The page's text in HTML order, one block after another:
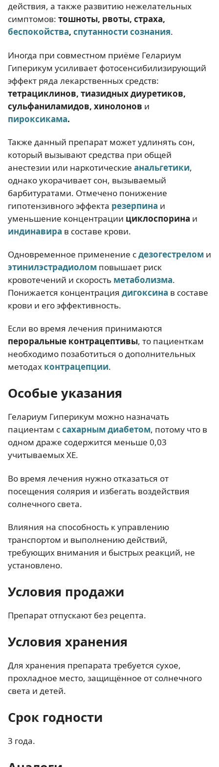
действия, а также развитию нежелательных
симптомов: тошноты, рвоты, страха,
беспокойства, спутанности сознания.
Иногда при совместном приёме Гелариум
Гиперикум усиливает фотосенсибилизирующий
эффект ряда лекарственных средств:
тетрациклинов, тиазидных диуретиков,
сульфаниламидов, хинолонов и
пироксикама.
Также данный препарат может удлинять сон,
который вызывают средства при общей
анестезии или наркотические анальгетики,
однако укорачивает сон, вызываемый
барбитуратами. Отмечено понижение
гипотензивного эффекта резерпина и
уменьшение концентрации циклоспорина и
индинавира в составе крови.
Одновременное применение сдезогестрелом и
этинилэстрадиолом повышает риск
кровотечений и скорость метаболизма.
Понижается концентрация дигоксина в составе
крови и его эффективность.
Если во время лечения принимаются
пероральные контрацептивы, то пациенткам
необходимо позаботиться о дополнительных
методах контрацепции.
Особые указания
Гелариум Гиперикум можно назначать
пациентам ссахарным диабетом, потому что в
одном драже содержится меньше 0,03
учитываемых ХЕ.
Во время лечения нужно отказаться от
посещения солярия и избегать воздействия
солнечного света.
Влияния на способность к управлению
транспортом и выполнению действий,
требующих внимания и быстрых реакций, не
установлено.
Условия продажи
Препарат отпускают без рецепта.
Условия хранения
Для хранения препарата требуется сухое,
прохладное место, защищённое от солнечного
света и детей.
Срок годности
3 года.